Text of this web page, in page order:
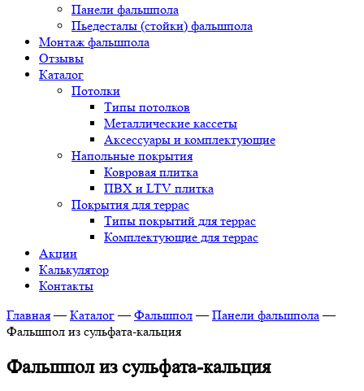
Панели фальшпола
Пьедесталы (стойки) фальшпола
Монтаж фальшпола
Отзывы
Каталог
Потолки
Типы потолков
Металлические кассеты
Аксессуары и комплектующие
Напольные покрытия
Ковровая плитка
ПВХ и LTV плитка
Покрытия для террас
Типы покрытий для террас
Комплектующие для террас
Акции
Калькулятор
Контакты
Главная — Каталог — Фальшпол — Панели фальшпола —
Фальшпол из сульфата-кальция
Фальшпол из сульфата-кальция